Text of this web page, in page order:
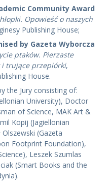
Community Award
Opowieść o naszych
Publishing House;
by Gazeta Wyborcza
ptaków. Pierzaste
i trujące przepiórki,
House.
the Jury consisting of:
University), Doctor
of Science, MAK Art &
Kopij (Jagiellonian
(Gazeta
Footprint Foundation),
Leszek Szumlas
(Smart Books and the